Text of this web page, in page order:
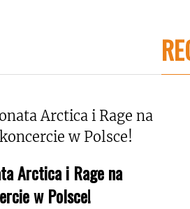
Arctica i Rage na
w Polsce!